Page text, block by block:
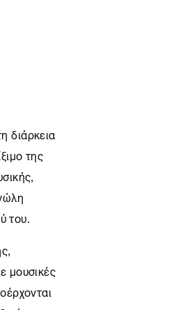
διάρκεια
της
του.
μουσικές